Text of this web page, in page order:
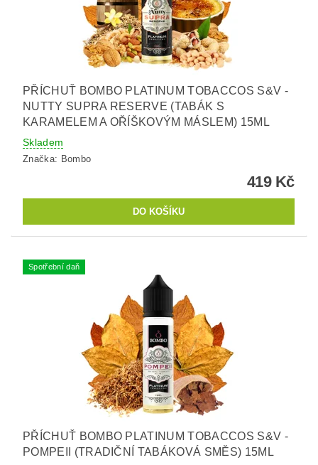
PŘÍCHUŤ BOMBO PLATINUM TOBACCOS S&V -
NUTTY SUPRA RESERVE (TABÁK S
KARAMELEM A OŘÍŠKOVÝM MÁSLEM) 15ML
Skladem
Značka: Bombo
419 Kč
Spotřební daň
PŘÍCHUŤ BOMBO PLATINUM TOBACCOS S&V -
POMPEII (TRADIČNÍ TABÁKOVÁ SMĚS) 15ML